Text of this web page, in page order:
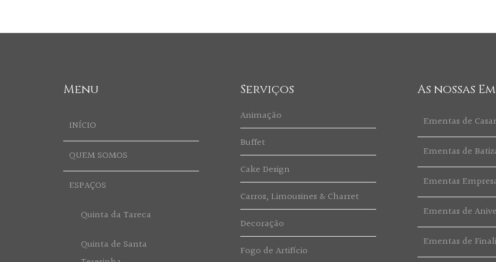
Menu
INÍCIO
QUEM SOMOS
ESPAÇOS
Quinta da Tareca
Quinta de Santa
Serviços
Animação
Buffet
Cake Design
Carros, Limousines & Charret
Decoração
Fogo de Artifício
As nossas
Ementas de
Ementas de
Ementas
Ementas de
Ementas de